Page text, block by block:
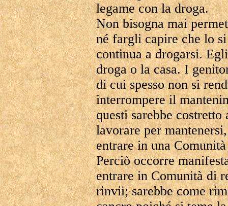
legame con la droga.
Non bisogna mai
né fargli capire che lo si
continua a drogarsi.
droga o la casa. I
di cui spesso non si
interrompere il
questi sarebbe
lavorare per
entrare in una
Perciò occorre
entrare in Comunità di
rinvii; sarebbe come